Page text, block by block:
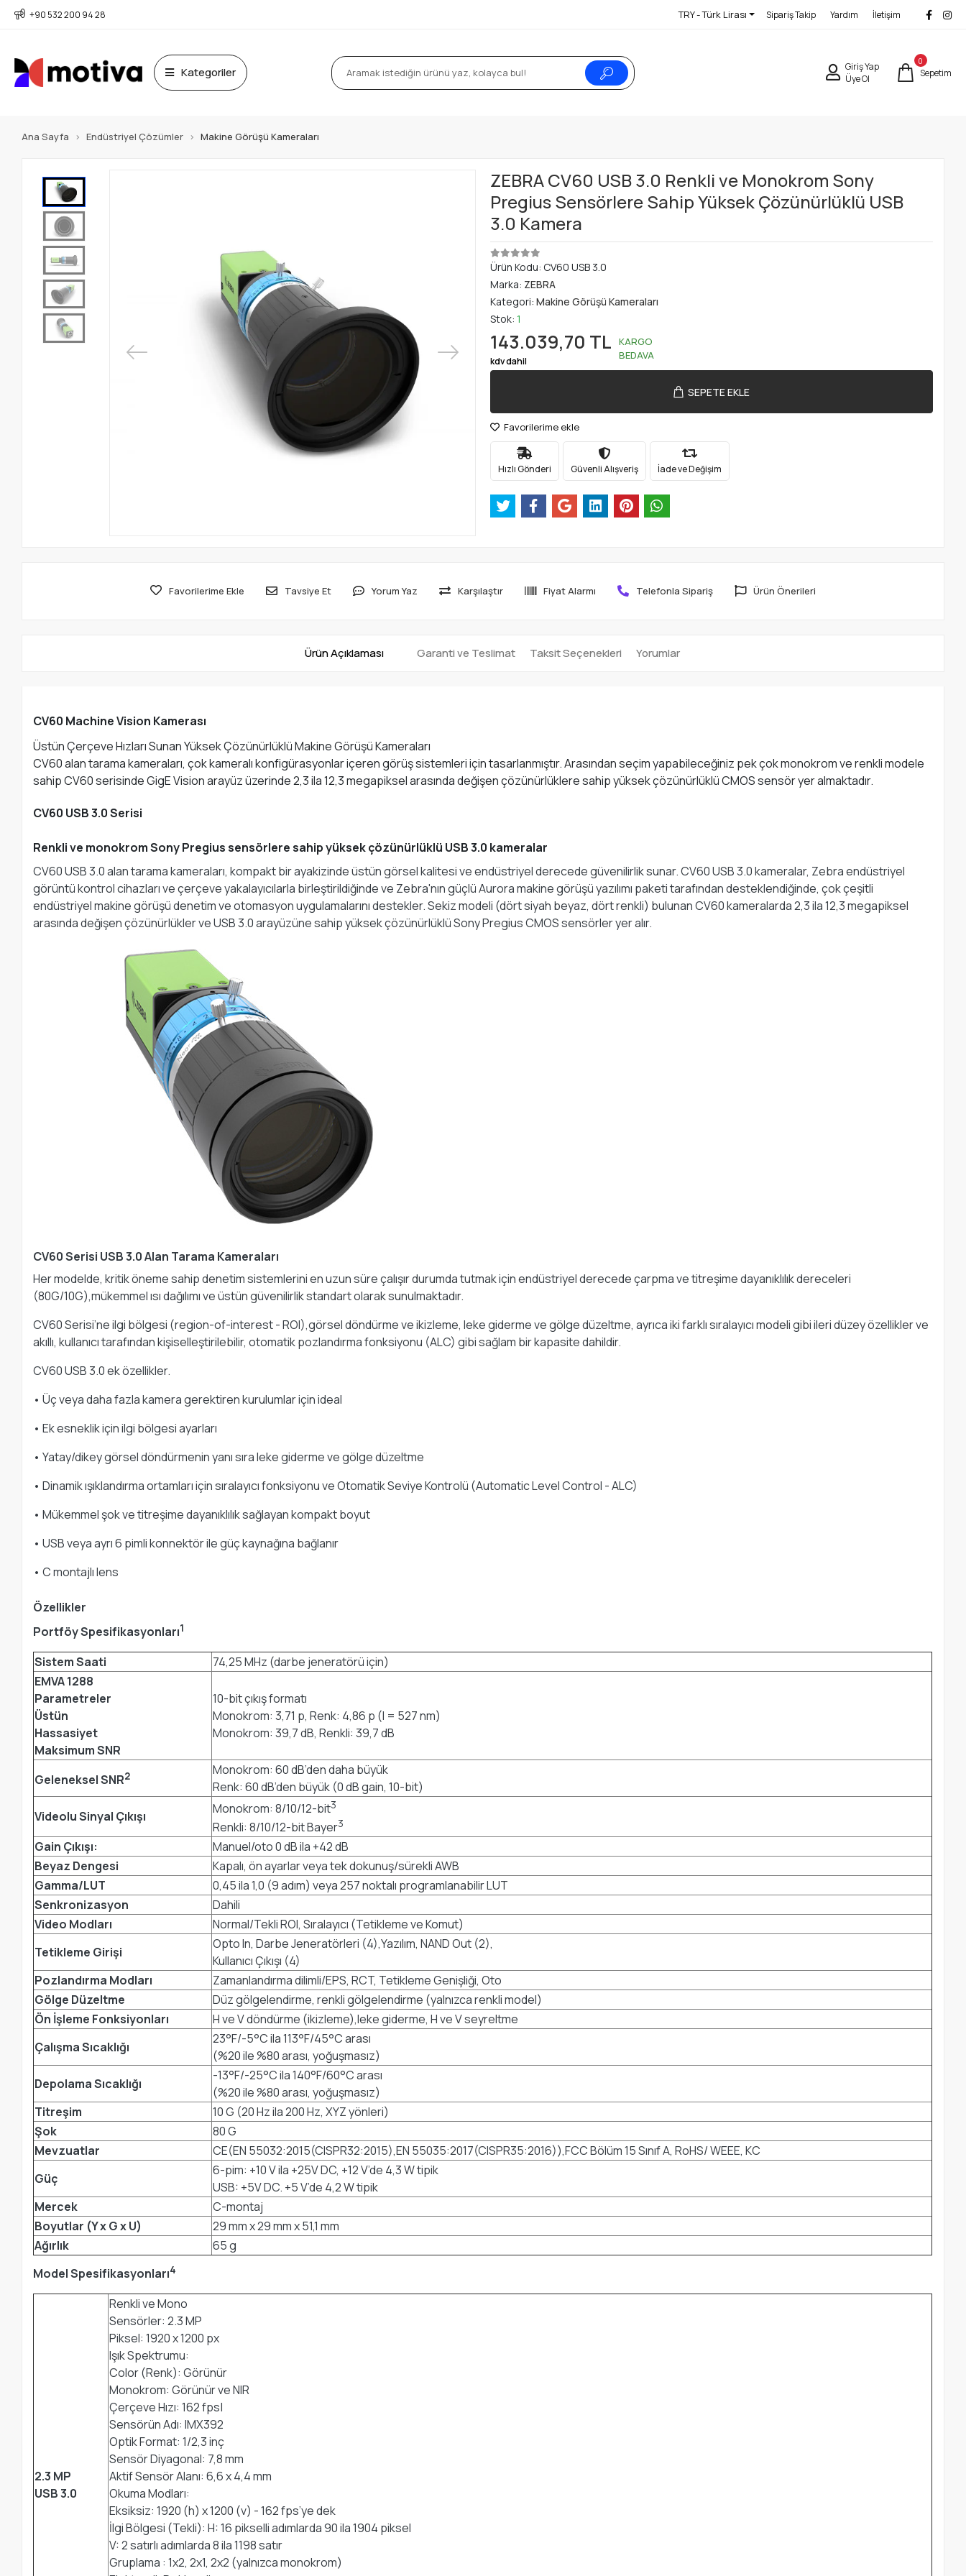
+90 532 200 94 28 TRY - Türk Lirası Sipariş Takip Yardım İletişim
Kategoriler
Giriş Yap
Üye Ol
0
Sepetim
Ana Sayfa Endüstriyel Çözümler Makine Görüşü Kameraları
ZEBRA CV60 USB 3.0 Renkli ve Monokrom Sony
Pregius Sensörlere Sahip Yüksek Çözünürlüklü USB
3.0 Kamera
Ürün Kodu: CV60 USB 3.0
Marka: ZEBRA
Kategori: Makine Görüşü Kameraları
Stok: 1
143.039,70 TL
kdv dahil
KARGO
BEDAVA
SEPETE EKLE
Favorilerime ekle
Hızlı Gönderi Güvenli Alışveriş İade ve Değişim
Favorilerime Ekle Tavsiye Et Yorum Yaz Karşılaştır Fiyat Alarmı Telefonla Sipariş Ürün Önerileri
Ürün Açıklaması Garanti ve Teslimat Taksit Seçenekleri Yorumlar
CV60 Machine Vision Kamerası
Üstün Çerçeve Hızları Sunan Yüksek Çözünürlüklü Makine Görüşü Kameraları
CV60 alan tarama kameraları, çok kameralı konfigürasyonlar içeren görüş sistemleri için tasarlanmıştır. Arasından seçim yapabileceğiniz pek çok monokrom ve renkli modele
sahip CV60 serisinde GigE Vision arayüz üzerinde 2,3 ila 12,3 megapiksel arasında değişen çözünürlüklere sahip yüksek çözünürlüklü CMOS sensör yer almaktadır.
CV60 USB 3.0 Serisi
Renkli ve monokrom Sony Pregius sensörlere sahip yüksek çözünürlüklü USB 3.0 kameralar
CV60 USB 3.0 alan tarama kameraları, kompakt bir ayakizinde üstün görsel kalitesi ve endüstriyel derecede güvenilirlik sunar. CV60 USB 3.0 kameralar, Zebra endüstriyel
görüntü kontrol cihazları ve çerçeve yakalayıcılarla birleştirildiğinde ve Zebra'nın güçlü Aurora makine görüşü yazılımı paketi tarafından desteklendiğinde, çok çeşitli
endüstriyel makine görüşü denetim ve otomasyon uygulamalarını destekler. Sekiz modeli (dört siyah beyaz, dört renkli) bulunan CV60 kameralarda 2,3 ila 12,3 megapiksel
arasında değişen çözünürlükler ve USB 3.0 arayüzüne sahip yüksek çözünürlüklü Sony Pregius CMOS sensörler yer alır.
CV60 Serisi USB 3.0 Alan Tarama Kameraları
Her modelde, kritik öneme sahip denetim sistemlerini en uzun süre çalışır durumda tutmak için endüstriyel derecede çarpma ve titreşime dayanıklılık dereceleri
(80G/10G),mükemmel ısı dağılımı ve üstün güvenilirlik standart olarak sunulmaktadır.
CV60 Serisi’ne ilgi bölgesi (region-of-interest - ROI),görsel döndürme ve ikizleme, leke giderme ve gölge düzeltme, ayrıca iki farklı sıralayıcı modeli gibi ileri düzey özellikler ve
akıllı, kullanıcı tarafından kişiselleştirilebilir, otomatik pozlandırma fonksiyonu (ALC) gibi sağlam bir kapasite dahildir.
CV60 USB 3.0 ek özellikler.
• Üç veya daha fazla kamera gerektiren kurulumlar için ideal
• Ek esneklik için ilgi bölgesi ayarları
• Yatay/dikey görsel döndürmenin yanı sıra leke giderme ve gölge düzeltme
• Dinamik ışıklandırma ortamları için sıralayıcı fonksiyonu ve Otomatik Seviye Kontrolü (Automatic Level Control - ALC)
• Mükemmel şok ve titreşime dayanıklılık sağlayan kompakt boyut
• USB veya ayrı 6 pimli konnektör ile güç kaynağına bağlanır
• C montajlı lens
Özellikler
Portföy Spesifikasyonları1
Sistem Saati
74,25 MHz (darbe jeneratörü için)
EMVA 1288
Parametreler
Üstün
Hassasiyet
Maksimum SNR
10-bit çıkış formatı
Monokrom: 3,71 p, Renk: 4,86 p (I = 527 nm)
Monokrom: 39,7 dB, Renkli: 39,7 dB
Geleneksel SNR2
Monokrom: 60 dB’den daha büyük
Renk: 60 dB’den büyük (0 dB gain, 10-bit)
Videolu Sinyal Çıkışı
Monokrom: 8/10/12-bit3
Renkli: 8/10/12-bit Bayer3
Gain Çıkışı:
Manuel/oto 0 dB ila +42 dB
Beyaz Dengesi
Kapalı, ön ayarlar veya tek dokunuş/sürekli AWB
Gamma/LUT
0,45 ila 1,0 (9 adım) veya 257 noktalı programlanabilir LUT
Senkronizasyon
Dahili
Video Modları
Normal/Tekli ROI, Sıralayıcı (Tetikleme ve Komut)
Tetikleme Girişi
Opto In, Darbe Jeneratörleri (4),Yazılım, NAND Out (2),
Kullanıcı Çıkışı (4)
Pozlandırma Modları
Zamanlandırma dilimli/EPS, RCT, Tetikleme Genişliği, Oto
Gölge Düzeltme
Düz gölgelendirme, renkli gölgelendirme (yalnızca renkli model)
Ön İşleme Fonksiyonları
H ve V döndürme (ikizleme),leke giderme, H ve V seyreltme
Çalışma Sıcaklığı
23°F/-5°C ila 113°F/45°C arası
(%20 ile %80 arası, yoğuşmasız)
Depolama Sıcaklığı
-13°F/-25°C ila 140°F/60°C arası
(%20 ile %80 arası, yoğuşmasız)
Titreşim
10 G (20 Hz ila 200 Hz, XYZ yönleri)
Şok
80 G
Mevzuatlar
CE(EN 55032:2015(CISPR32:2015),EN 55035:2017(CISPR35:2016)),FCC Bölüm 15 Sınıf A, RoHS/ WEEE, KC
Güç
6-pim: +10 V ila +25V DC, +12 V’de 4,3 W tipik
USB: +5V DC. +5 V’de 4,2 W tipik
Mercek
C-montaj
Boyutlar (Y x G x U)
29 mm x 29 mm x 51,1 mm
Ağırlık
65 g
Model Spesifikasyonları4
2.3 MP
USB 3.0
Renkli ve Mono
Sensörler: 2.3 MP
Piksel: 1920 x 1200 px
Işık Spektrumu:
Color (Renk): Görünür
Monokrom: Görünür ve NIR
Çerçeve Hızı: 162 fps|
Sensörün Adı: IMX392
Optik Format: 1/2,3 inç
Sensör Diyagonal: 7,8 mm
Aktif Sensör Alanı: 6,6 x 4,4 mm
Okuma Modları:
Eksiksiz: 1920 (h) x 1200 (v) - 162 fps’ye dek
İlgi Bölgesi (Tekli): H: 16 pikselli adımlarda 90 ila 1904 piksel
V: 2 satırlı adımlarda 8 ila 1198 satır
Gruplama : 1x2, 2x1, 2x2 (yalnızca monokrom)